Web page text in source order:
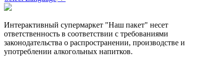
Интерактивный супермаркет "Наш пакет" несет
ответственность в соответствии с требованиями
законодательства о распространении, производстве и
употреблении алкогольных напитков.